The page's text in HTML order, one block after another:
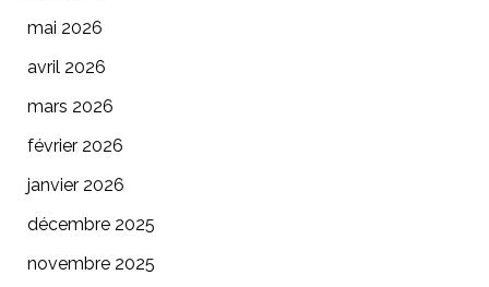
mai 2026
avril 2026
mars 2026
février 2026
janvier 2026
décembre 2025
novembre 2025